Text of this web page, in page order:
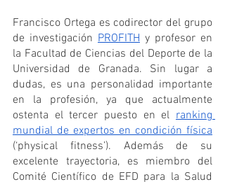
Francisco Ortega es codirector del grupo
de investigación PROFITH y profesor en
la Facultad de Ciencias del Deporte de la
Universidad de Granada. Sin lugar a
dudas, es una personalidad importante
en la profesión, ya que actualmente
ostenta el tercer puesto en el ranking
mundial de expertos en condición física
(‘physical fitness’). Además de su
excelente trayectoria, es miembro del
Comité Científico de EFD para la Salud